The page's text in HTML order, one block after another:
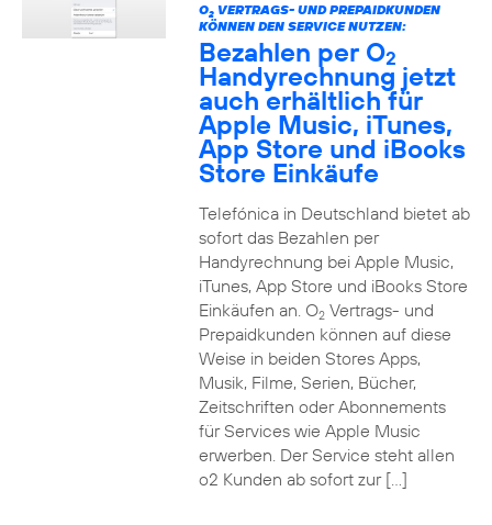
O2VERTRAGS- UND PREPAIDKUNDEN
KÖNNEN DEN SERVICE NUTZEN:
Bezahlen per O2
Handyrechnung jetzt
auch erhältlich für
Apple Music, iTunes,
App Store und iBooks
Store Einkäufe
Telefónica in Deutschland bietet ab
sofort das Bezahlen per
Handyrechnung bei Apple Music,
iTunes, App Store und iBooks Store
Einkäufen an. O2Vertrags- und
Prepaidkunden können auf diese
Weise in beiden Stores Apps,
Musik, Filme, Serien, Bücher,
Zeitschriften oder Abonnements
für Services wie Apple Music
erwerben. Der Service steht allen
o2 Kunden ab sofort zur […]